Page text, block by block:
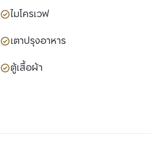
ไมโครเวฟ
เตาปรุงอาหาร
ตู้เสื้อผ้า